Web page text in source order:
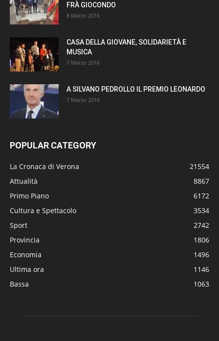
FRÀ GIOCONDO
8 Marzo 2016
CASA DELLA GIOVANE, SOLIDARIETÀ E
MUSICA
7 Marzo 2016
A SILVANO PEDROLLO IL PREMIO LEONARDO
7 Marzo 2016
POPULAR CATEGORY
La Cronaca di Verona
21554
Attualità
8867
Primo Piano
6172
Cultura e Spettacolo
3534
Sport
2742
Provincia
1806
Economia
1496
Ultima ora
1146
Bassa
1063